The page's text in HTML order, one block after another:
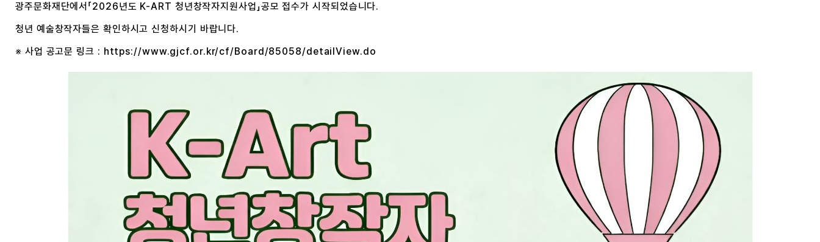
광주문화재단에서「2026년도 K-ART 청년창작자지원사업」공모 접수가 시작되었습니다.
청년 예술창작자들은 확인하시고 신청하시기 바랍니다.
※ 사업 공고문 링크 : https://www.gjcf.or.kr/cf/Board/85058/detailView.do